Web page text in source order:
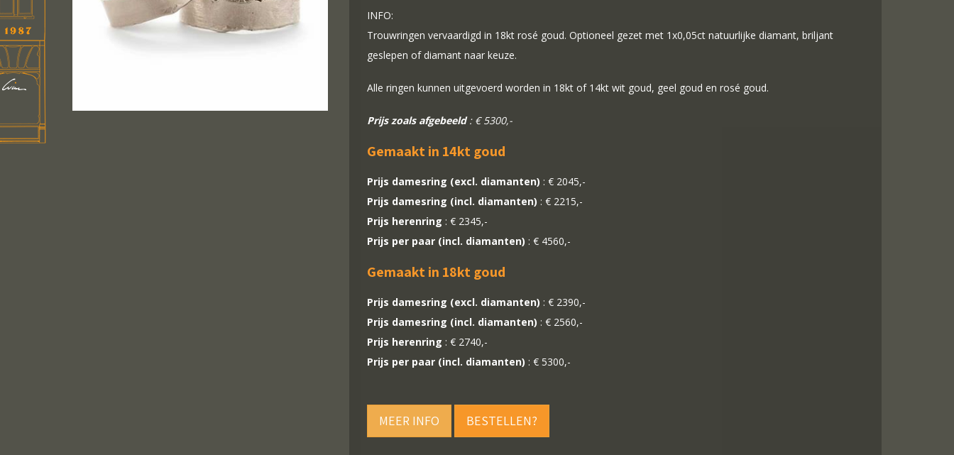
INFO:
Trouwringen vervaardigd in 18kt rosé goud. Optioneel gezet met 1x0,05ct natuurlijke diamant, briljant
geslepen of diamant naar keuze.
Alle ringen kunnen uitgevoerd worden in 18kt of 14kt wit goud, geel goud en rosé goud.
Prijs zoals afgebeeld: € 5300,-
Gemaakt in 14kt goud
Prijs damesring (excl. diamanten) : € 2045,-
Prijs damesring (incl. diamanten) : € 2215,-
Prijs herenring : € 2345,-
Prijs per paar (incl. diamanten) : € 4560,-
Gemaakt in 18kt goud
Prijs damesring (excl. diamanten) : € 2390,-
Prijs damesring (incl. diamanten) : € 2560,-
Prijs herenring : € 2740,-
Prijs per paar (incl. diamanten) : € 5300,-
MEER INFO BESTELLEN?